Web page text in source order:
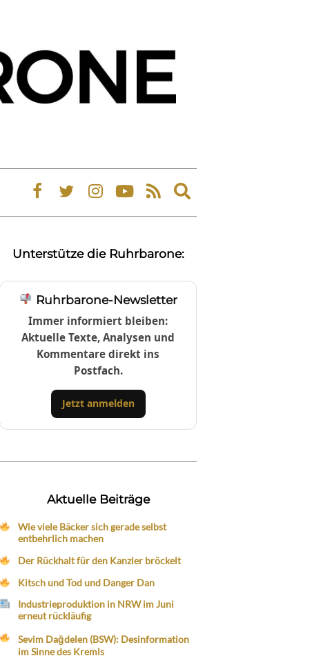
Expand
search
Unterstütze die Ruhrbarone:
Ruhrbarone-Newsletter
Immer informiert bleiben:
Aktuelle Texte, Analysen und
Kommentare direkt ins
Postfach.
Jetzt anmelden
Aktuelle Beiträge
Wie viele Bäcker sich gerade selbst
entbehrlich machen
Der Rückhalt für den Kanzler bröckelt
Kitsch und Tod und Danger Dan
Industrieproduktion in NRW im Juni
erneut rückläufig
Sevim Dağdelen (BSW): Desinformation
im Sinne des Kremls